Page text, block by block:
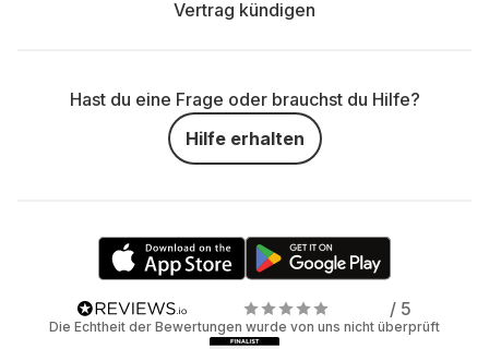
Vertrag kündigen
Hast du eine Frage oder brauchst du Hilfe?
Hilfe erhalten
/ 5
Die Echtheit der Bewertungen wurde von uns nicht überprüft